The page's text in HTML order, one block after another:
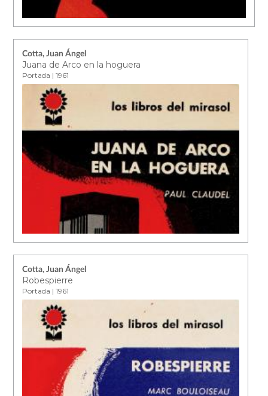
Cotta, Juan Ángel
Juana de Arco en la hoguera
Portada | 1961
Cotta, Juan Ángel
Robespierre
Portada | 1961